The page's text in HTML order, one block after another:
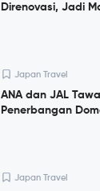
Direnovasi, Jadi
Japan Travel
ANA dan JAL
Penerbangan
Japan Travel